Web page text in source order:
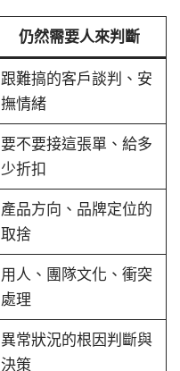
仍然需要人來判斷
跟難搞的客戶談判、安
撫情緒
要不要接這張單、給多
少折扣
產品方向、品牌定位的
取捨
用人、團隊文化、衝突
處理
異常狀況的根因判斷與
決策